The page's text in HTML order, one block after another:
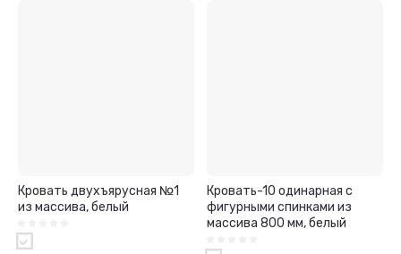
Кровать двухъярусная №1
из массива, белый
Кровать-10 одинарная с
фигурными спинками из
массива 800 мм, белый